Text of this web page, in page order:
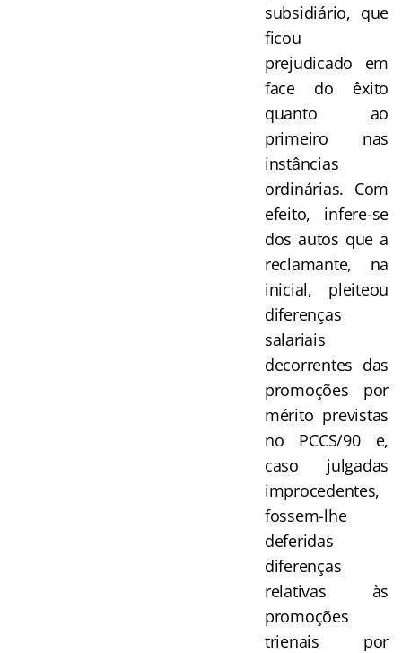
subsidiário, que
ficou
prejudicado em
face do êxito
quanto ao
primeiro nas
instâncias
ordinárias. Com
efeito, infere-se
dos autos que a
reclamante, na
inicial, pleiteou
diferenças
salariais
decorrentes das
promoções por
mérito previstas
no PCCS/90 e,
caso julgadas
improcedentes,
fossem-lhe
deferidas
diferenças
relativas às
promoções
trienais por